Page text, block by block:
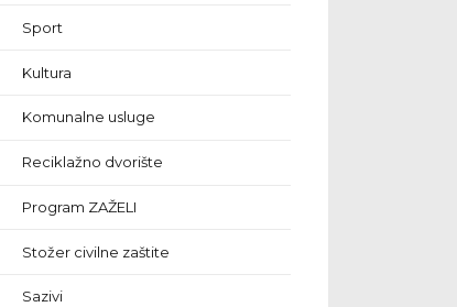
Sport
Kultura
Komunalne usluge
Reciklažno dvorište
Program ZAŽELI
Stožer civilne zaštite
Sazivi